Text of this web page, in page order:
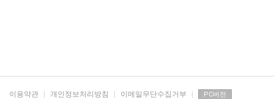
이용약관 개인정보처리방침 이메일무단수집거부 PC버전